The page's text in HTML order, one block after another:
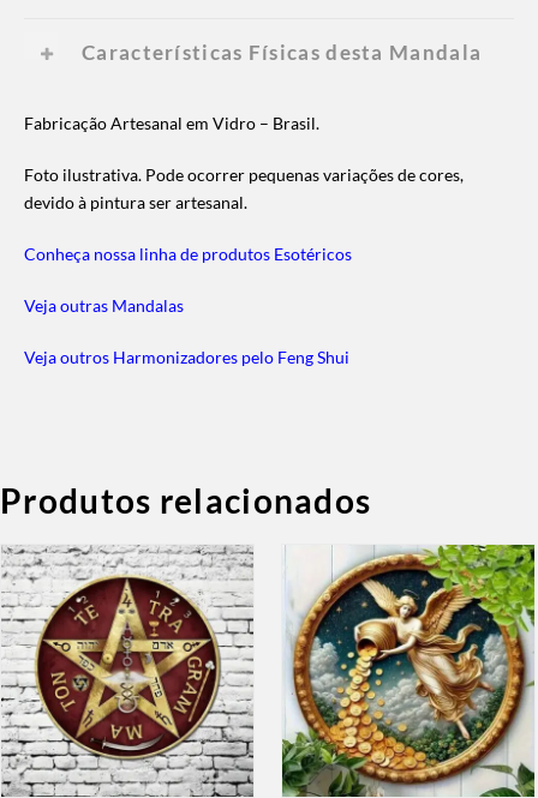
Características Físicas desta Mandala
Fabricação Artesanal em Vidro – Brasil.
Foto ilustrativa. Pode ocorrer pequenas variações de cores,
devido à pintura ser artesanal.
Conheça nossa linha de produtos Esotéricos
Veja outras Mandalas
Veja outros Harmonizadores pelo Feng Shui
Produtos relacionados